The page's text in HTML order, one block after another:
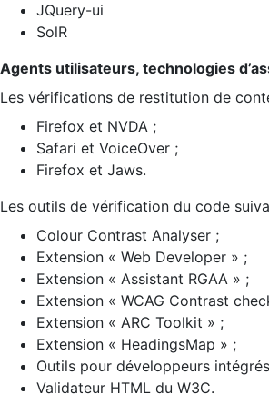
JQuery-ui
SolR
Agents utilisateurs, technologies
Les vérifications de restitution de
Firefox et NVDA ;
Safari et VoiceOver ;
Firefox et Jaws.
Les outils de vérification du code
Colour Contrast Analyser ;
Extension « Web Developer » ;
Extension « Assistant RGAA » ;
Extension « WCAG Contrast
Extension « ARC Toolkit » ;
Extension « HeadingsMap » ;
Outils pour développeurs
Validateur HTML du W3C.